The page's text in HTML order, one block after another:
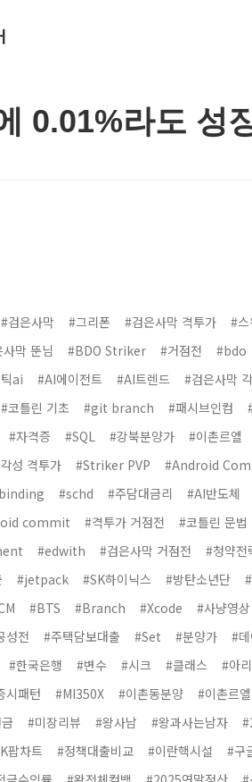
0.01%라도 성
#검은사막 #그리폰 #검은사막 격투가 #
막 뚠님 #BDO Striker #거점전 #bdo
ai #AI에이전트 #AI트렌드 #검은사막
#코틀린 기초 #git branch #패시브인컴
#자격증 #SQL #강북분양가 #이촌르엘
성 격투가 #Striker PVP #Android
#schd #주담대금리 #AI반도체
commit #격투가 거점전 #코틀린 문법
#edwith #검은사막 거점전 #청약전
#jetpack #SK하이닉스 #방탄소년단
#BTS #Branch #Xcode #사냥영상
성전 #주택담보대출 #Set #분양가 #
#한국은행 #변수 #시크 #클래스 #아
시패턴 #MI350X #이촌동분양 #이촌르
#미장리뷰 #왕사남 #왕과사는남자
팝차트 #정책대출비교 #이란핵시설 #구